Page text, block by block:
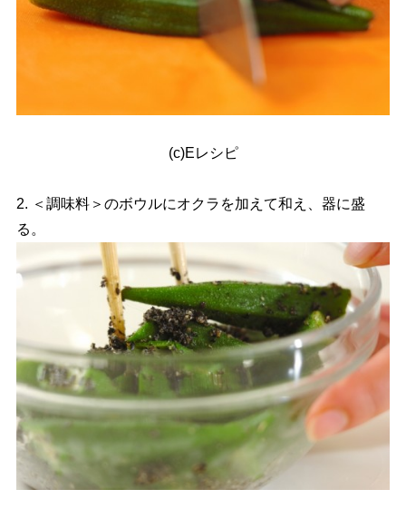
(c)Eレシピ
2. ＜調味料＞のボウルにオクラを加えて和え、器に盛
る。